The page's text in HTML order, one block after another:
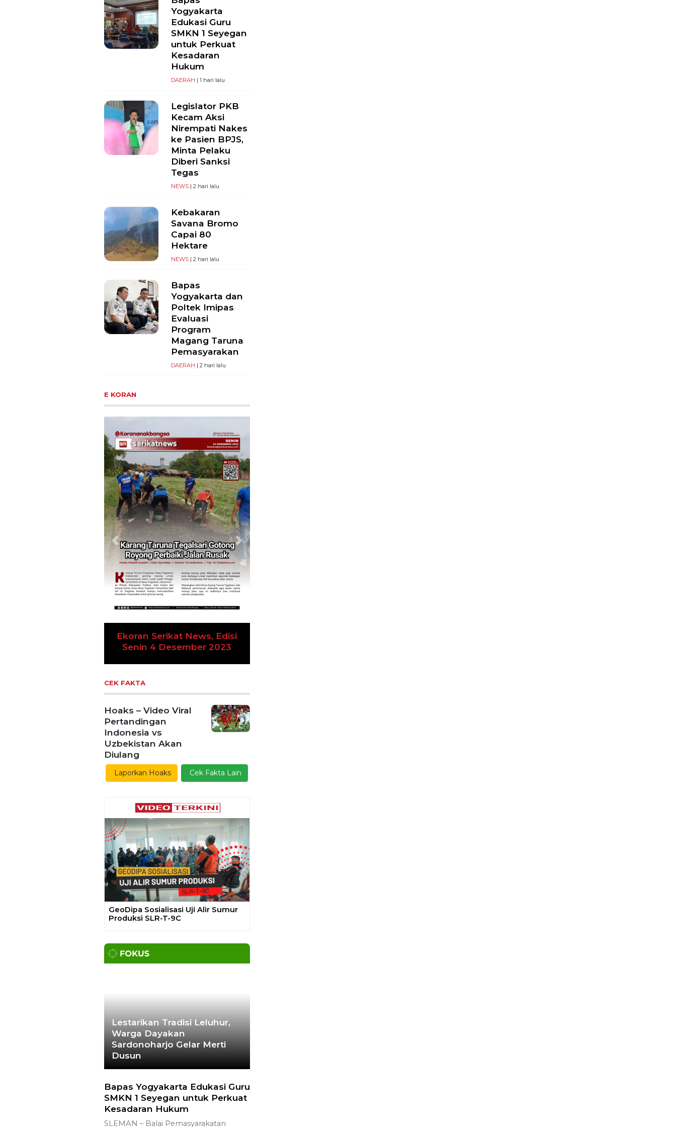
Yogyakarta
Edukasi Guru
SMKN 1 Seyegan
untuk Perkuat
Kesadaran
Hukum
DAERAH | 1 hari lalu
Legislator PKB
Kecam Aksi
Nirempati Nakes
ke Pasien BPJS,
Minta Pelaku
Diberi Sanksi
Tegas
NEWS | 2 hari lalu
Kebakaran
Savana Bromo
Capai 80
Hektare
NEWS | 2 hari lalu
Bapas
Yogyakarta dan
Poltek Imipas
Evaluasi
Program
Magang Taruna
Pemasyarakan
DAERAH | 2 hari lalu
E KORAN
Ekoran Serikat News, Edisi
Kamis 9 November 2023
Previous Next
CEK FAKTA
Hoaks – Video Viral
Pertandingan
Indonesia vs
Uzbekistan Akan
Diulang
Laporkan Hoaks Cek Fakta Lain
Gelar Media Gathering, Geodipa
Ajak Media Diskusi Pembangunan
Previous Next
Lestarikan Tradisi Leluhur,
Warga Dayakan
Sardonoharjo Gelar Merti
Bapas Yogyakarta Edukasi Guru
SMKN 1 Seyegan untuk Perkuat